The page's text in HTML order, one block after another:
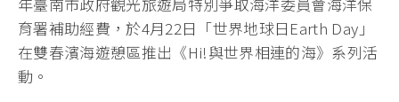
育署補助經費，於4月22日「世界地球日Earth Day」
在雙春濱海遊憩區推出《Hi!與世界相連的海》系列活
動。